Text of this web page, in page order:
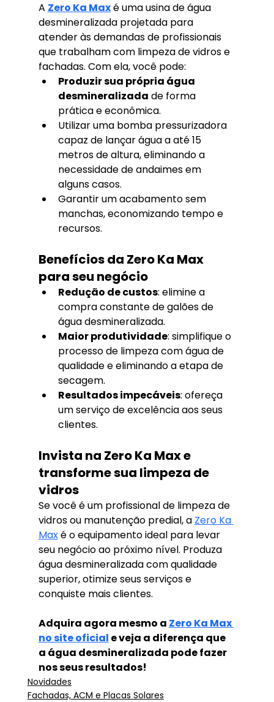
A Zero Ka Max é uma usina de água
desmineralizada projetada para
atender às demandas de profissionais
que trabalham com limpeza de vidros e
fachadas. Com ela, você pode:
Produzir sua própria água
desmineralizada de forma
prática e econômica.
Utilizar uma bomba pressurizadora
capaz de lançar água a até 15
metros de altura, eliminando a
necessidade de andaimes em
alguns casos.
Garantir um acabamento sem
manchas, economizando tempo e
recursos.
Benefícios da Zero Ka Max
para seu negócio
Redução de custos: elimine a
compra constante de galões de
água desmineralizada.
Maior produtividade: simplifique o
processo de limpeza com água de
qualidade e eliminando a etapa de
secagem.
Resultados impecáveis: ofereça
um serviço de excelência aos seus
clientes.
Invista na Zero Ka Max e
transforme sua limpeza de
vidros
Se você é um profissional de limpeza de
vidros ou manutenção predial, a Zero Ka
Max é o equipamento ideal para levar
seu negócio ao próximo nível. Produza
água desmineralizada com qualidade
superior, otimize seus serviços e
conquiste mais clientes.
Adquira agora mesmo a Zero Ka Max
no site oficial e veja a diferença que
a água desmineralizada pode fazer
nos seus resultados!
Novidades
Fachadas, ACM e Placas Solares